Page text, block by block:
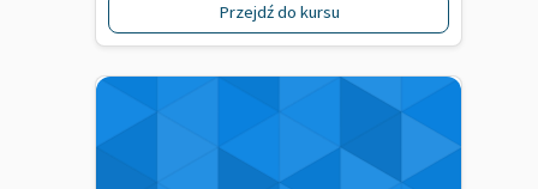
Przejdź do kursu